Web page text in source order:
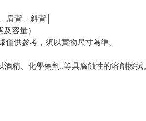
肩背、斜背│
容量）
供參考，須以實物尺寸為準。
精、化學藥劑..等具腐蝕性的溶劑擦拭。